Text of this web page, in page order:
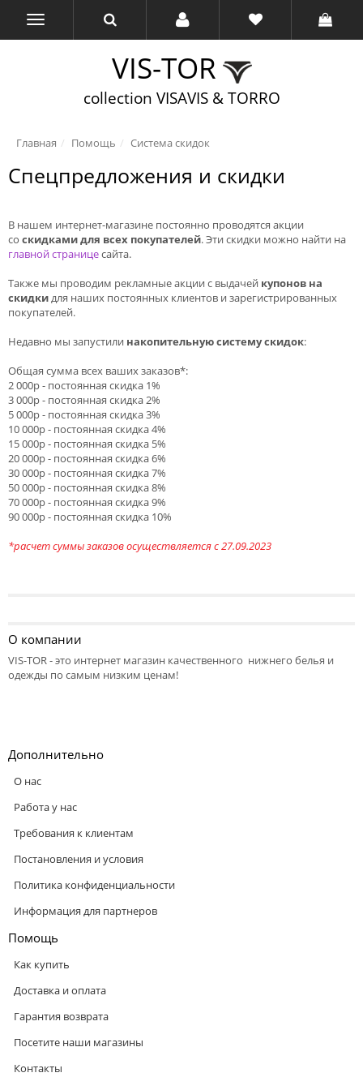
VIS-TOR
collection VISAVIS & TORRO
Главная Помощь Система скидок
Спецпредложения и скидки
В нашем интернет-магазине постоянно проводятся акции
со скидками для всех покупателей. Эти скидки можно найти на
главной страницесайта.
Также мы проводим рекламные акции с выдачей купонов на
скидкидля наших постоянных клиентов и зарегистрированных
покупателей.
Недавно мы запустили накопительную систему скидок:
Общая сумма всех ваших заказов*:
2 000р - постоянная скидка 1%
3 000р - постоянная скидка 2%
5 000р - постоянная скидка 3%
10 000р - постоянная скидка 4%
15 000р - постоянная скидка 5%
20 000р - постоянная скидка 6%
30 000р - постоянная скидка 7%
50 000р - постоянная скидка 8%
70 000р - постоянная скидка 9%
90 000р - постоянная скидка 10%
*расчет суммы заказов осуществляется с 27.09.2023
О компании
VIS-TOR - это интернет магазин качественного нижнего белья и
одежды по самым низким ценам!
Дополнительно
О нас
Работа у нас
Требования к клиентам
Постановления и условия
Политика конфиденциальности
Информация для партнеров
Помощь
Как купить
Доставка и оплата
Гарантия возврата
Посетите наши магазины
Контакты